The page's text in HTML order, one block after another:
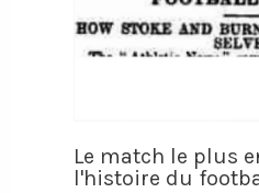
Le match le plus
l'histoire du